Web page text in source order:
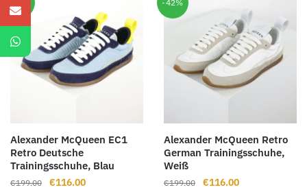
Alexander McQueen EC1
Retro Deutsche
Trainingsschuhe, Blau
€199.00
Ursprünglicher
€116.00Aktueller
-42%
Alexander McQueen Retro
German Trainingsschuhe,
Weiß
€199.00
Ursprünglicher
€116.00Aktueller